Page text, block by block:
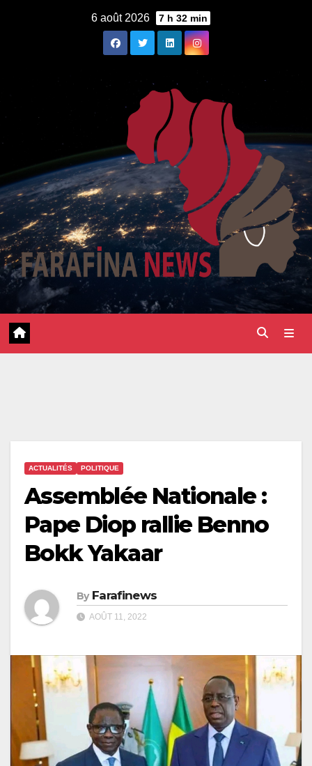
6 août 2026 7 h 32 min
ACTUALITÉS POLITIQUE
Assemblée Nationale :
Pape Diop rallie Benno
Bokk Yakaar
By Farafinews
AOÛT 11, 2022